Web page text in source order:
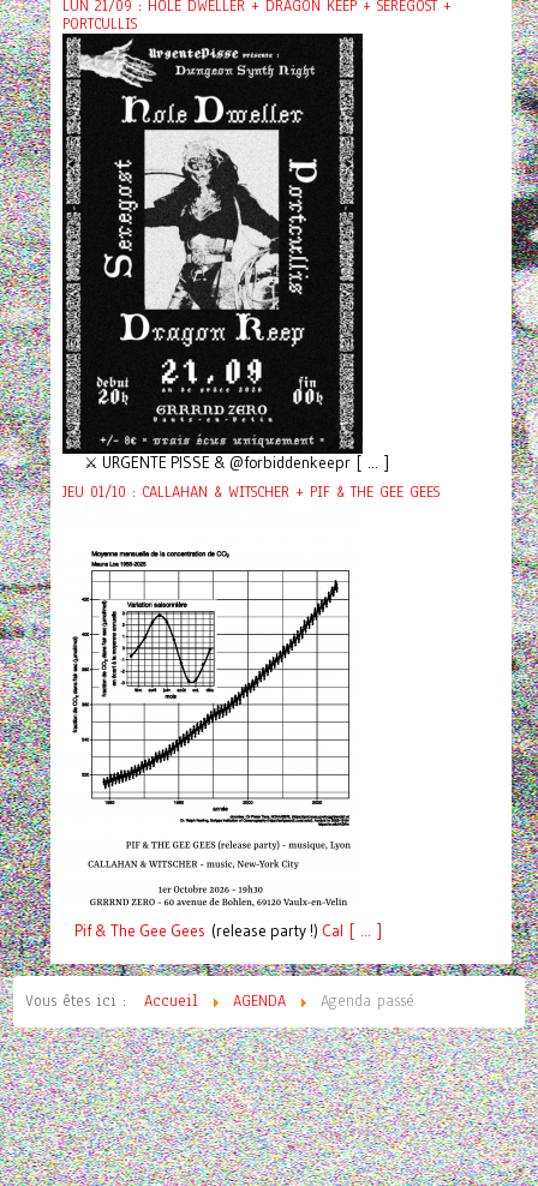
LUN 21/09 : HOLE DWELLER + DRAGON KEEP + SEREGOST +
PORTCULLIS
⚔️ URGENTE PISSE & @forbiddenkeepr [ ... ]
JEU 01/10 : CALLAHAN & WITSCHER + PIF & THE GEE GEES
Pif& The Gee Gees (release party !) Cal [ ... ]
Vous êtes ici : Accueil AGENDA Agenda passé